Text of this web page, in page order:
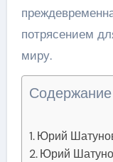
потрясением
миру.
Содержание
Юрий
Юрий